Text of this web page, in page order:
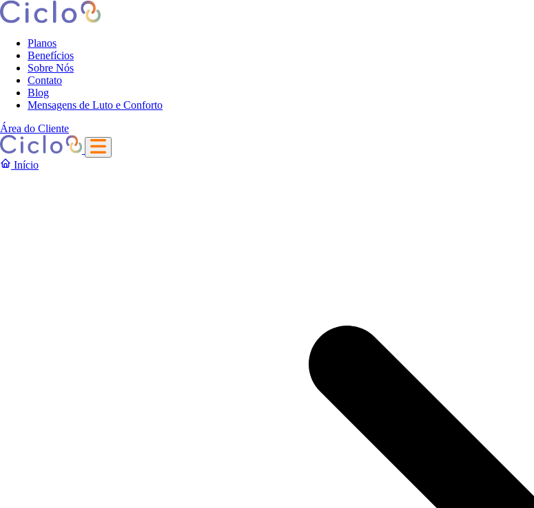
Planos
Benefícios
Sobre Nós
Contato
Blog
Mensagens de Luto e Conforto
Área do Cliente
Início